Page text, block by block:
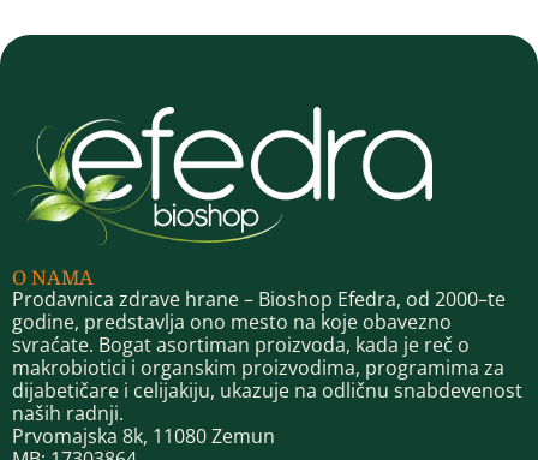
O NAMA
Prodavnica zdrave hrane – Bioshop Efedra, od 2000–te
godine, predstavlja ono mesto na koje obavezno
svraćate. Bogat asortiman proizvoda, kada je reč o
makrobiotici i organskim proizvodima, programima za
dijabetičare i celijakiju, ukazuje na odličnu snabdevenost
naših radnji.
Prvomajska 8k, 11080 Zemun